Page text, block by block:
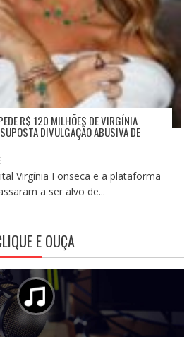
R$ 120 MILHÕES DE VIRGÍNIA
DIVULGAÇÃO ABUSIVA DE
Virgínia Fonseca e a plataforma
a ser alvo de...
E OUÇA